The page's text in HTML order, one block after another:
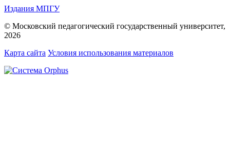
Издания МПГУ
© Московский педагогический государственный университет,
2026
Карта сайта Условия использования материалов